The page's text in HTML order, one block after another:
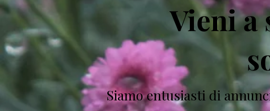
Vieni a
Siamo entusiasti di